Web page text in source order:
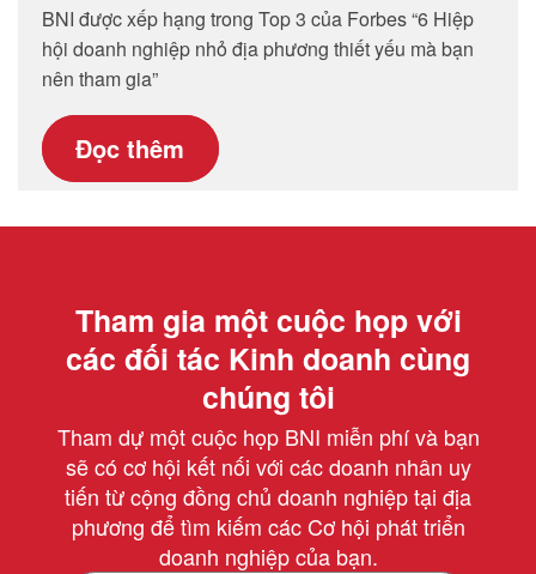
BNI được xếp hạng trong Top 3 của Forbes “6 Hiệp
hội doanh nghiệp nhỏ địa phương thiết yếu mà bạn
nên tham gia”
Đọc thêm
Tham gia một cuộc họp với
các đối tác Kinh doanh cùng
chúng tôi
Tham dự một cuộc họp BNI miễn phí và bạn
sẽ có cơ hội kết nối với các doanh nhân uy
tiến từ cộng đồng chủ doanh nghiệp tại địa
phương để tìm kiếm các Cơ hội phát triển
doanh nghiệp của bạn.